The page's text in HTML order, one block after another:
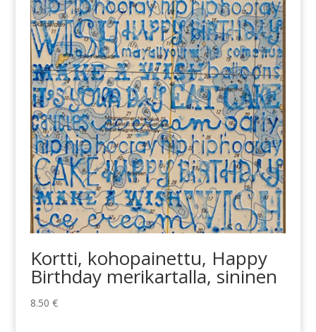
Kortti, kohopainettu, Happy
Birthday merikartalla, sininen
8.50 €